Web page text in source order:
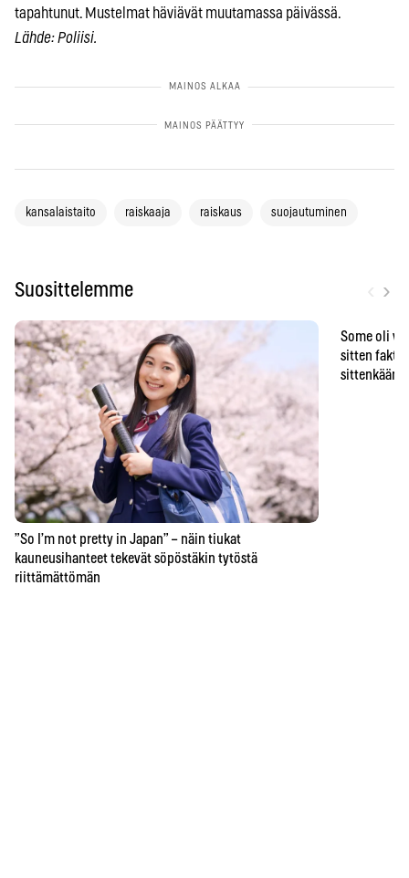
tapahtunut. Mustelmat häviävät muutamassa päivässä.
Lähde: Poliisi.
kansalaistaito raiskaaja raiskaus suojautuminen
Suosittelemme ›
”So I’m not pretty in Japan” – näin tiukat
kauneusihanteet tekevät söpöstäkin tytöstä
riittämättömän
Some oli
sitten
sittenkään